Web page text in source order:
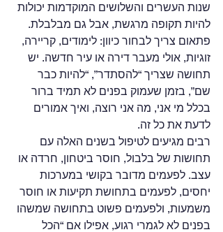
שנות העשרים והשלושים המוקדמות יכולות
להיות תקופה מרגשת, אבל גם מבלבלת.
פתאום צריך לבחור כיוון: לימודים, קריירה,
זוגיות, אולי מעבר דירה או עיר חדשה. יש
תחושה שצריך “להסתדר”, “להיות כבר
שם”, בזמן שעמוק בפנים לא תמיד ברור
בכלל מי אני, מה אני רוצה, ואיך אמורים
לדעת את כל זה.
רבים מגיעים לטיפול בשנים האלה עם
תחושות של בלבול, חוסר ביטחון, חרדה או
עצב. לפעמים מדובר בקושי במערכות
יחסים, לפעמים בתחושת תקיעות או חוסר
משמעות, ולפעמים פשוט בתחושה שמשהו
בפנים לא לגמרי רגוע, אפילו אם “הכל